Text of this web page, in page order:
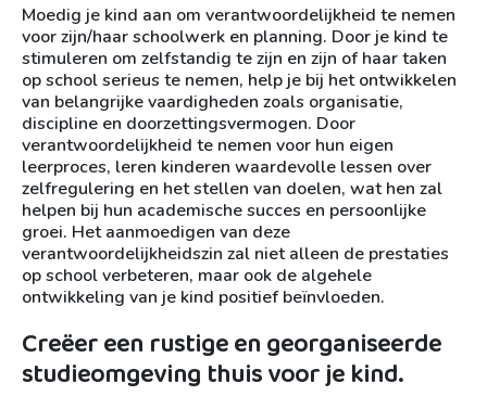
Moedig je kind aan om verantwoordelijkheid te nemen
voor zijn/haar schoolwerk en planning. Door je kind te
stimuleren om zelfstandig te zijn en zijn of haar taken
op school serieus te nemen, help je bij het ontwikkelen
van belangrijke vaardigheden zoals organisatie,
discipline en doorzettingsvermogen. Door
verantwoordelijkheid te nemen voor hun eigen
leerproces, leren kinderen waardevolle lessen over
zelfregulering en het stellen van doelen, wat hen zal
helpen bij hun academische succes en persoonlijke
groei. Het aanmoedigen van deze
verantwoordelijkheidszin zal niet alleen de prestaties
op school verbeteren, maar ook de algehele
ontwikkeling van je kind positief beïnvloeden.
Creëer een rustige en georganiseerde
studieomgeving thuis voor je kind.